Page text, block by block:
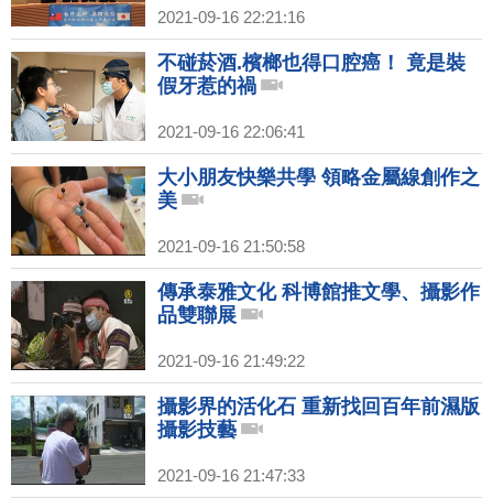
2021-09-16 22:21:16
不碰菸酒.檳榔也得口腔癌！ 竟是裝
假牙惹的禍
2021-09-16 22:06:41
大小朋友快樂共學 領略金屬線創作之
美
2021-09-16 21:50:58
傳承泰雅文化 科博館推文學、攝影作
品雙聯展
2021-09-16 21:49:22
攝影界的活化石 重新找回百年前濕版
攝影技藝
2021-09-16 21:47:33